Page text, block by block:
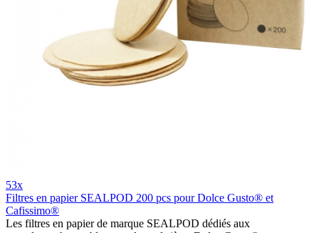
53x
Filtres en papier SEALPOD 200 pcs pour Dolce Gusto® et
Cafissimo®
Les filtres en papier de marque SEALPOD dédiés aux